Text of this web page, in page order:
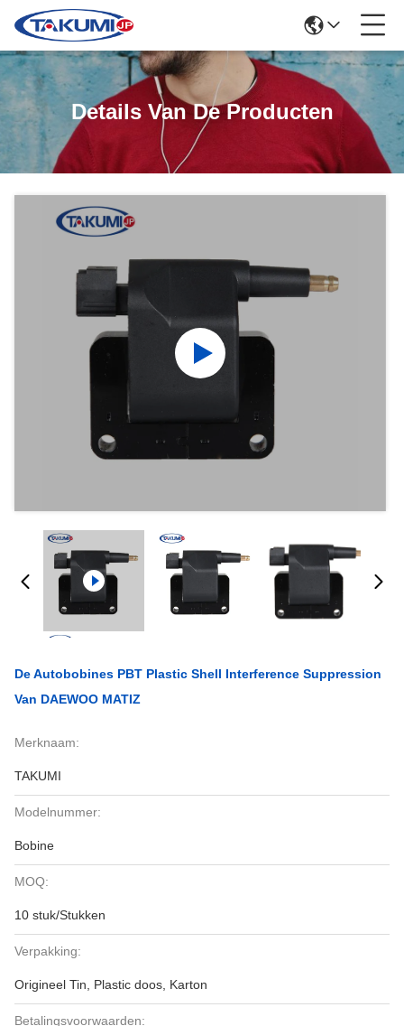
Details Van De Producten
De Autobobines PBT Plastic Shell Interference Suppression
Van DAEWOO MATIZ
Merknaam:
TAKUMI
Modelnummer:
Bobine
MOQ:
10 stuk/Stukken
Verpakking:
Origineel Tin, Plastic doos, Karton
Betalingsvoorwaarden: